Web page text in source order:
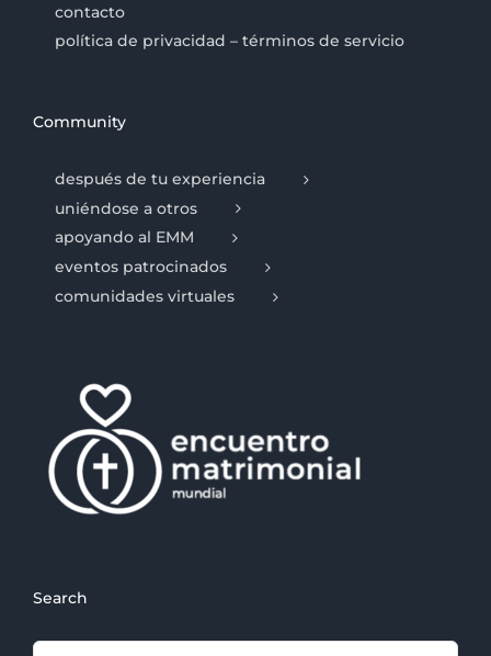
contacto
política de privacidad – términos de servicio
Community
después de tu experiencia
uniéndose a otros
apoyando al EMM
eventos patrocinados
comunidades virtuales
Search